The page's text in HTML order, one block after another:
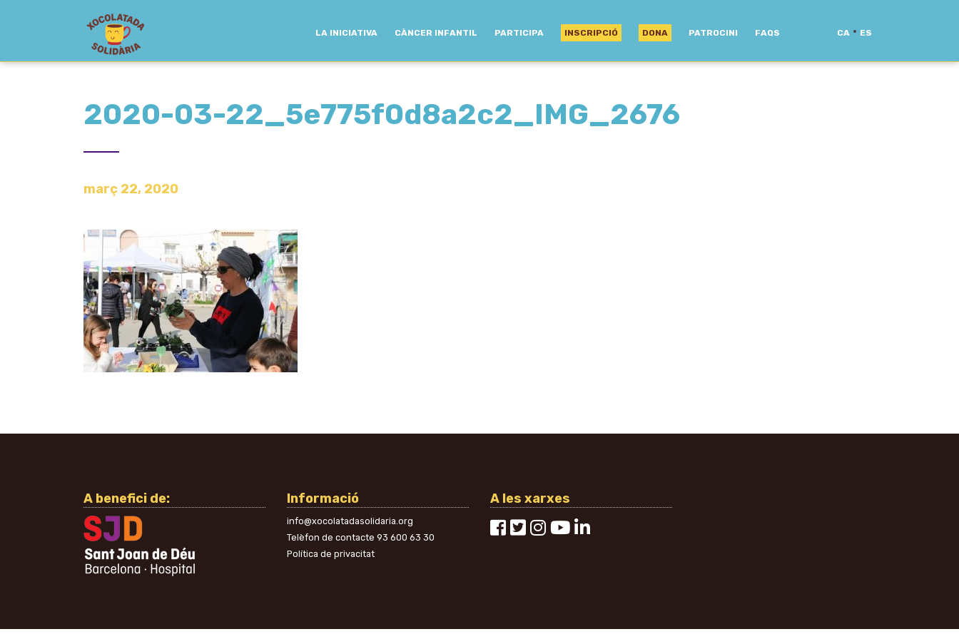
LA INICIATIVA CÀNCER INFANTIL PARTICIPA INSCRIPCIÓ DONA PATROCINI FAQS CA · ES
2020-03-22_5e775f0d8a2c2_IMG_2676
març 22, 2020
A benefici de: Informació
info@xocolatadasolidaria.org
Telèfon de contacte 93 600 63 30
Política de privacitat
A les xarxes